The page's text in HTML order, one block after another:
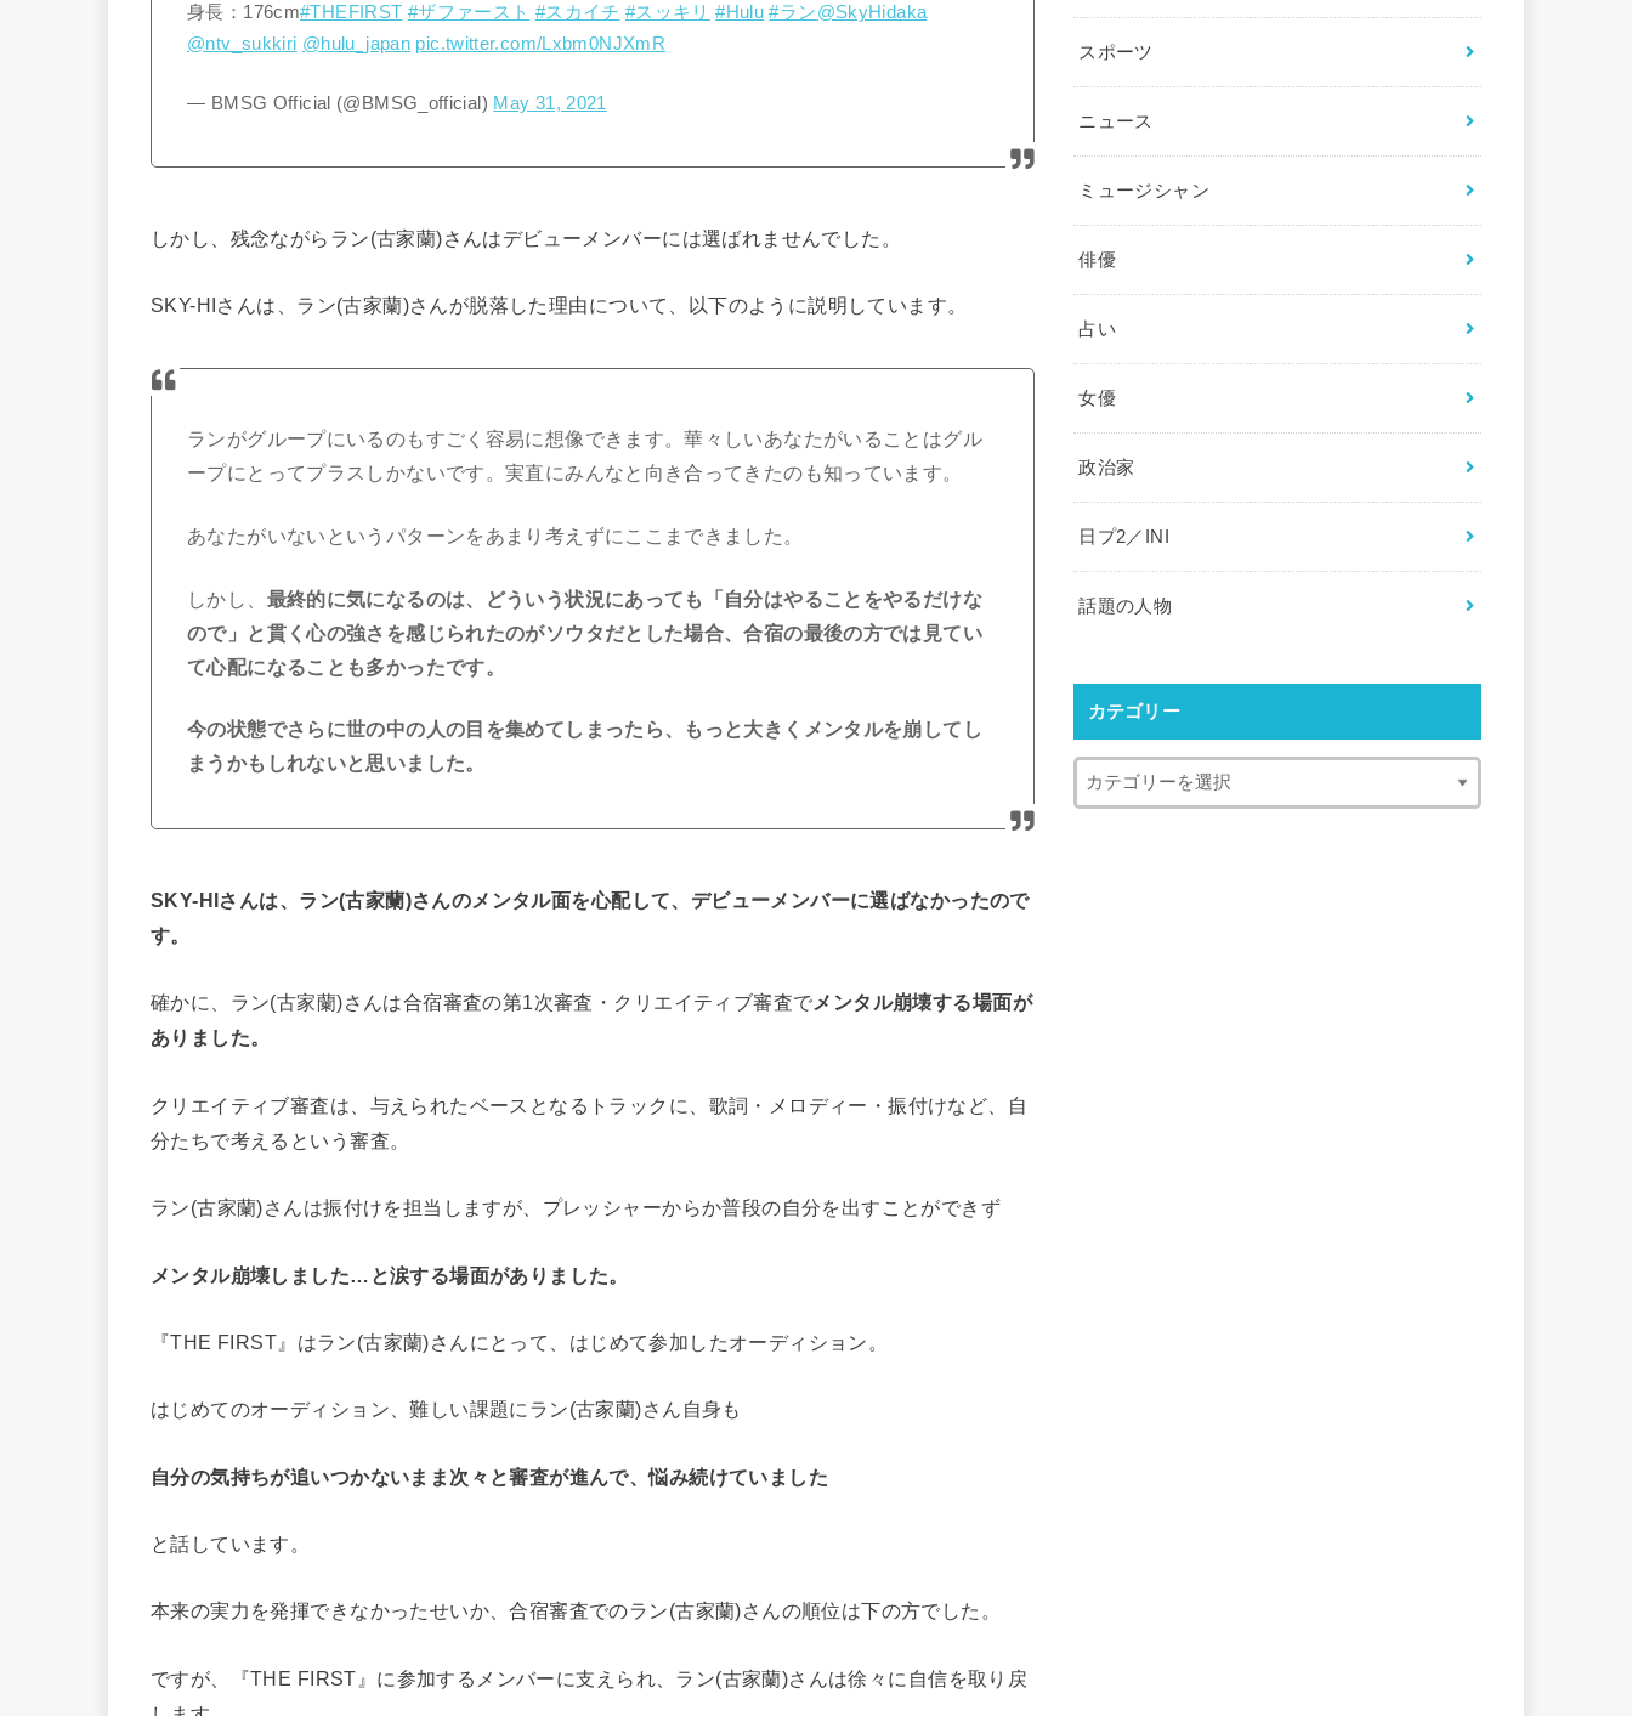
身長：176cm#THEFIRST #ザファースト #スカイチ #スッキリ #Hulu #ラン@SkyHidaka
@ntv_sukkiri @hulu_japan pic.twitter.com/Lxbm0NJXmR
— BMSG Official (@BMSG_official) May 31, 2021
しかし、残念ながらラン(古家蘭)さんはデビューメンバーには選ばれませんでした。
SKY-HIさんは、ラン(古家蘭)さんが脱落した理由について、以下のように説明しています。
ランがグループにいるのもすごく容易に想像できます。華々しいあなたがいることはグル
ープにとってプラスしかないです。実直にみんなと向き合ってきたのも知っています。
あなたがいないというパターンをあまり考えずにここまできました。
しかし、 最終的に気になるのは、どういう状況にあっても「自分はやることをやるだけな
ので」と貫く心の強さを感じられたのがソウタだとした場合、合宿の最後の方では見てい
て心配になることも多かったです。
今の状態でさらに世の中の人の目を集めてしまったら、もっと大きくメンタルを崩してし
まうかもしれないと思いました。
SKY-HIさんは、ラン(古家蘭)さんのメンタル面を心配して、デビューメンバーに選ばなかったので
す。
確かに、ラン(古家蘭)さんは合宿審査の第1次審査・クリエイティブ審査でメンタル崩壊する場面が
ありました。
クリエイティブ審査は、与えられたベースとなるトラックに、歌詞・メロディー・振付けなど、自
分たちで考えるという審査。
ラン(古家蘭)さんは振付けを担当しますが、プレッシャーからか普段の自分を出すことができず
メンタル崩壊しました…と涙する場面がありました。
『THE FIRST』はラン(古家蘭)さんにとって、はじめて参加したオーディション。
はじめてのオーディション、難しい課題にラン(古家蘭)さん自身も
自分の気持ちが追いつかないまま次々と審査が進んで、悩み続けていました
と話しています。
本来の実力を発揮できなかったせいか、合宿審査でのラン(古家蘭)さんの順位は下の方でした。
ですが、『THE FIRST』に参加するメンバーに支えられ、ラン(古家蘭)さんは徐々に自信を取り戻
スポーツ
ニュース
ミュージシャン
俳優
占い
女優
政治家
日プ2／INI
話題の人物
カテゴリー